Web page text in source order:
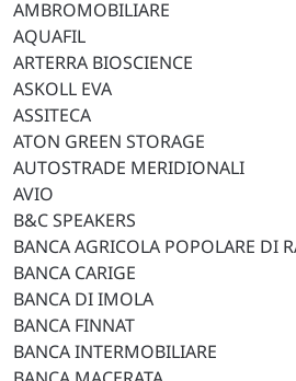
AMBROMOBILIARE
AQUAFIL
ARTERRA BIOSCIENCE
ASKOLL EVA
ASSITECA
ATON GREEN STORAGE
AUTOSTRADE MERIDIONALI
AVIO
B&C SPEAKERS
BANCA AGRICOLA POPOLARE DI
BANCA CARIGE
BANCA DI IMOLA
BANCA FINNAT
BANCA INTERMOBILIARE